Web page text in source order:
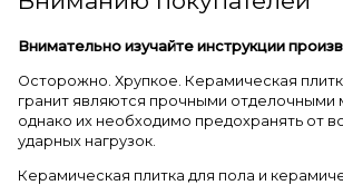
Внимательно изучайте инструкции
Осторожно. Хрупкое. Керамическая
гранит являются прочными отделочными
однако их необходимо предохранять от
ударных нагрузок.
Керамическая плитка для пола и